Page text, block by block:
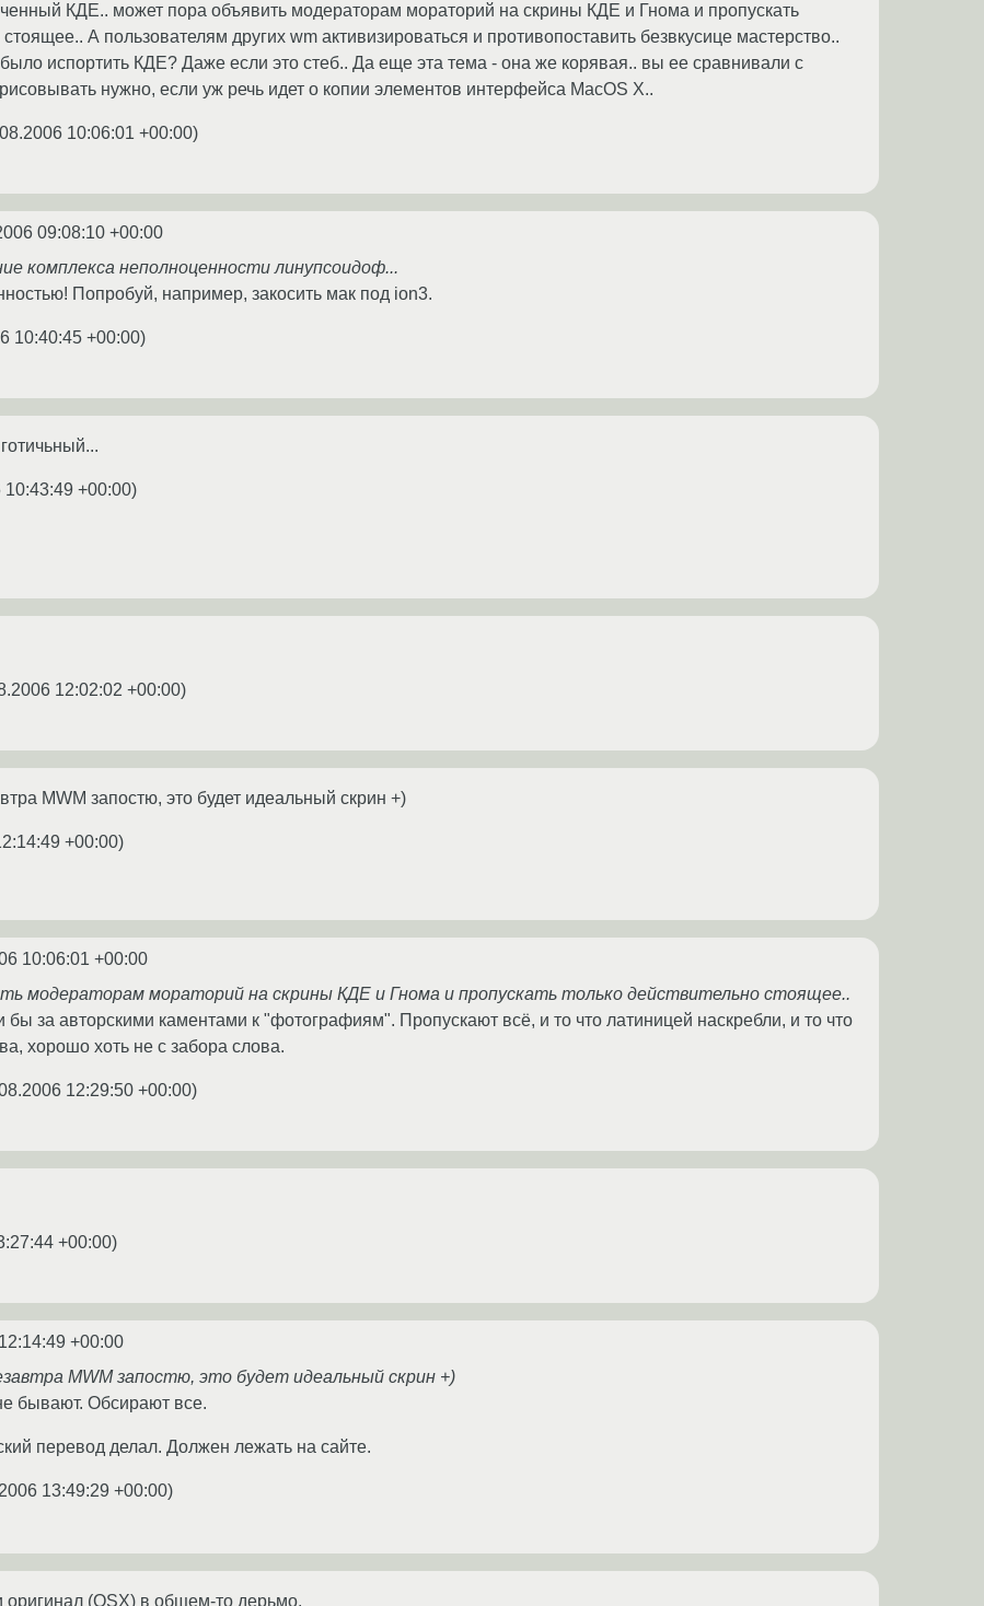
КДЕ.. может пора объявить модераторам мораторий на скрины КДЕ и Гнома и пропускать
стоящее.. А пользователям других wm активизироваться и противопоставить безвкусице мастерство..
испортить КДЕ? Даже если это стеб.. Да еще эта тема - она же корявая.. вы ее сравнивали с
нужно, если уж речь идет о копии элементов интерфейса MacOS X..
10:06:01 +00:00)
09:08:10 +00:00
комплекса неполноценности линупсоидоф...
Попробуй, например, закосить мак под ion3.
10:40:45 +00:00)
10:43:49 +00:00)
12:02:02 +00:00)
MWM запостю, это будет идеальный скрин +)
+00:00)
10:06:01 +00:00
модераторам мораторий на скрины КДЕ и Гнома и пропускать только действительно стоящее..
бы за авторскими каментами к "фотографиям". Пропускают всё, и то что латиницей наскребли, и то что
хорошо хоть не с забора слова.
12:29:50 +00:00)
+00:00)
+00:00
MWM запостю, это будет идеальный скрин +)
бывают. Обсирают все.
перевод делал. Должен лежать на сайте.
13:49:29 +00:00)
(OSX) в общем-то дерьмо.